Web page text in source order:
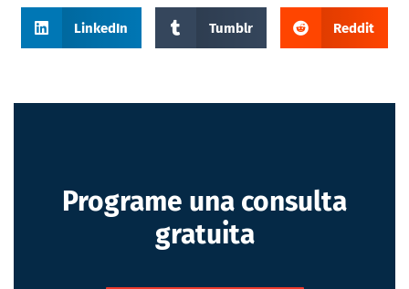
LinkedIn Tumblr Reddit
Programe una consulta
gratuita